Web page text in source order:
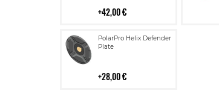
42,00 €
PolarPro Helix Defender
Plate
28,00 €
Lisää
ostoskoriin